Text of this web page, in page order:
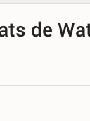
de